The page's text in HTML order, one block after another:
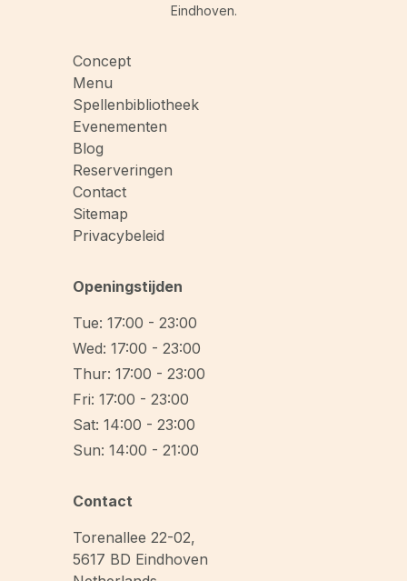
Eindhoven.
Concept
Menu
Spellenbibliotheek
Evenementen
Blog
Reserveringen
Contact
Sitemap
Privacybeleid
Openingstijden
Tue: 17:00 - 23:00
Wed: 17:00 - 23:00
Thur: 17:00 - 23:00
Fri: 17:00 - 23:00
Sat: 14:00 - 23:00
Sun: 14:00 - 21:00
Contact
Torenallee 22-02,
5617 BD Eindhoven